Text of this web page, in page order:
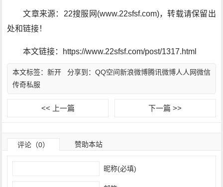
文章来源：22搜服网(www.22sfsf.com)，转载请保留出
处和链接！
本文链接：https://www.22sfsf.com/post/1317.html
分享到： QQ空间新浪微博腾讯微博人人网微信
本文标签：新开
传奇私服
<< 上一篇 下一篇 >>
评论（0） 赞助本站
昵称(必填)